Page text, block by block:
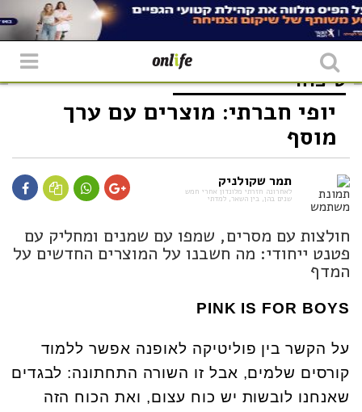
טיפוח
יופי חברתי: מוצרים עם ערך
מוסף
תמר שקולניק
לאחרונה חזרתי מלונדון אחרי חמש
שנים בהן, בין השאר, למדתי
חולצות עם מסרים, שמפו עם שמנים ומחליק עם
פטנט ייחודי: מה חשבנו על המוצרים החדשים על
המדף
PINK IS FOR BOYS
על הקשר בין פוליטיקה לאופנה אפשר ללמוד
קורסים שלמים, אבל זו השורה התחתונה: לבגדים
שאנחנו לובשות יש כוח עצום, ואת הכוח הזה